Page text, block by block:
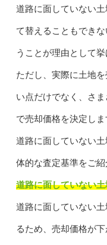
道路に面していない
て替えることもでき
うことが理由として挙
ただし、実際に土地
い点だけでなく、さ
で売却価格を決定しま
道路に面していない
体的な査定基準をご紹
道路に面していない
道路に面していない
るため、売却価格が下